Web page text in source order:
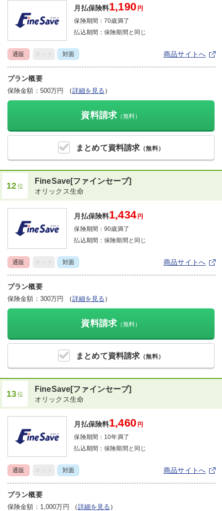
まとめて資料請求 （無料）
資料請求 （無料）
月払保険料1,190 円
保険期間：70歳満了
払込期間：保険期間と同じ
通販 ネット 対面 商品サイトへ
プラン概要
保険金額：500万円 （詳細を見る ）
12位
まとめて資料請求 （無料）
FineSave[ファインセーブ]
オリックス生命
資料請求 （無料）
月払保険料1,434 円
保険期間：90歳満了
払込期間：保険期間と同じ
通販 ネット 対面 商品サイトへ
プラン概要
保険金額：300万円 （詳細を見る ）
13位
FineSave[ファインセーブ]
オリックス生命
月払保険料1,460 円
保険期間： 10年満了
払込期間：保険期間と同じ
通販 ネット 対面 商品サイトへ
プラン概要
保険金額：1,000万円 （詳細を見る ）